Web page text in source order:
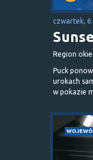
czwartek,
Region
Puck
urokach
w pokazie